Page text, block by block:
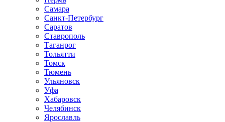
Самара
Санкт-Петербург
Саратов
Ставрополь
Таганрог
Тольятти
Томск
Тюмень
Ульяновск
Уфа
Хабаровск
Челябинск
Ярославль